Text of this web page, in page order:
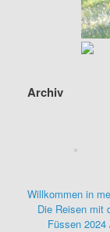
Archiv
Willkommen in
Die Reisen mit
Füssen 2024